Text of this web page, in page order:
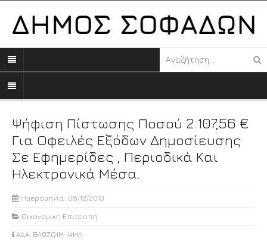
Ψήφιση Πίστωσης Ποσού 2.107,56 €
Για Οφειλές Εξόδων Δημοσίευσης
Σε Εφημερίδες , Περιοδικά Και
Ηλεκτρονικά Μέσα.
Ημερομηνία: 05/12/2013
Οικονομική Επιτροπή
ΑΔΑ: ΒΛ0ΖΩ1Μ-ΨΗΛ